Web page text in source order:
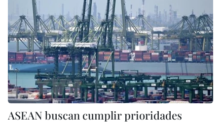
ASEAN buscan cumplir prioridades